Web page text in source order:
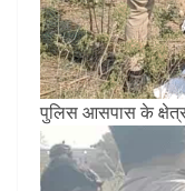
पुलिस आसपास के